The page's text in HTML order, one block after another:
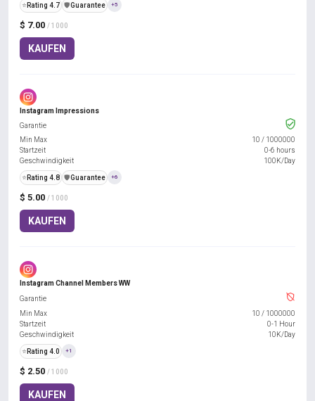
$ 7.00 / 1000
KAUFEN
⭐ Rating 4.7 ️🛡️Guarantee +5
Instagram Impressions
$ 5.00 / 1000
KAUFEN
Garantie
Min Max
10 / 1000000
Startzeit
0-6 hours
Geschwindigkeit
100K/Day
⭐ Rating 4.8 ️🛡️Guarantee +6
Instagram Channel Members WW
$ 2.50 / 1000
KAUFEN
Garantie
Min Max
10 / 1000000
Startzeit
0-1 Hour
Geschwindigkeit
10K/Day
⭐ Rating 4.0 +1